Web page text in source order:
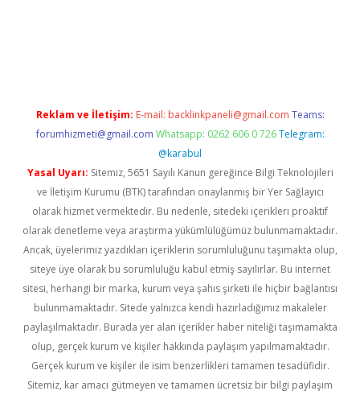
Reklam ve İletişim: E-mail: backlinkpaneli@gmail.com Teams:
forumhizmeti@gmail.com Whatsapp: 0262 606 0 726 Telegram:
@karabul
Yasal Uyarı: Sitemiz, 5651 Sayılı Kanun gereğince Bilgi Teknolojileri
ve İletişim Kurumu (BTK) tarafından onaylanmış bir Yer Sağlayıcı
olarak hizmet vermektedir. Bu nedenle, sitedeki içerikleri proaktif
olarak denetleme veya araştırma yükümlülüğümüz bulunmamaktadır.
Ancak, üyelerimiz yazdıkları içeriklerin sorumluluğunu taşımakta olup,
siteye üye olarak bu sorumluluğu kabul etmiş sayılırlar. Bu internet
sitesi, herhangi bir marka, kurum veya şahıs şirketi ile hiçbir bağlantısı
bulunmamaktadır. Sitede yalnızca kendi hazırladığımız makaleler
paylaşılmaktadır. Burada yer alan içerikler haber niteliği taşımamakta
olup, gerçek kurum ve kişiler hakkında paylaşım yapılmamaktadır.
Gerçek kurum ve kişiler ile isim benzerlikleri tamamen tesadüfidir.
Sitemiz, kar amacı gütmeyen ve tamamen ücretsiz bir bilgi paylaşım